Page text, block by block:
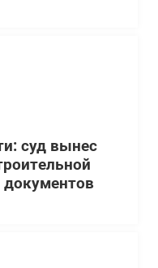
суд вынес
документов